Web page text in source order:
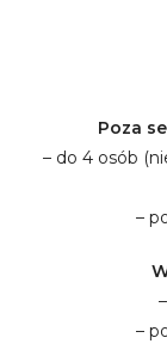
Poza
– do 4 osób
–
–